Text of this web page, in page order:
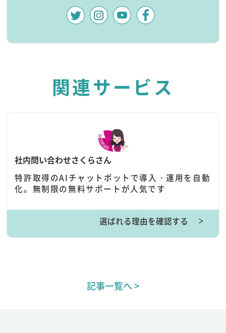
関連サービス
社内問い合わせさくらさん
特許取得のAIチャットボットで導入・運用を自動
化。無制限の無料サポートが人気です
選ばれる理由を確認する ＞
記事一覧へ >